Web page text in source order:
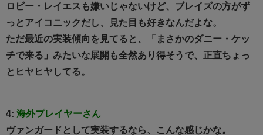
ロビー・レイエスも嫌いじゃないけど、ブレイズの方がず
っとアイコニックだし、見た目も好きなんだよな。
ただ最近の実装傾向を見てると、「まさかのダニー・ケッ
チで来る」みたいな展開も全然あり得そうで、正直ちょっ
とヒヤヒヤしてる。
4: 海外プレイヤーさん
ヴァンガードとして実装するなら、こんな感じかな。